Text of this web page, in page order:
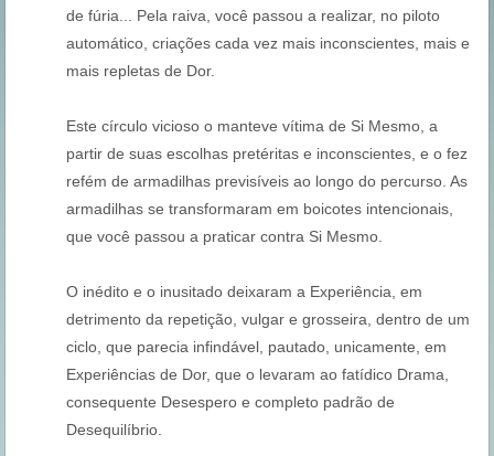
de fúria... Pela raiva, você passou a realizar, no piloto
automático, criações cada vez mais inconscientes, mais e
mais repletas de Dor.
Este círculo vicioso o manteve vítima de Si Mesmo, a
partir de suas escolhas pretéritas e inconscientes, e o fez
refém de armadilhas previsíveis ao longo do percurso. As
armadilhas se transformaram em boicotes intencionais,
que você passou a praticar contra Si Mesmo.
O inédito e o inusitado deixaram a Experiência, em
detrimento da repetição, vulgar e grosseira, dentro de um
ciclo, que parecia infindável, pautado, unicamente, em
Experiências de Dor, que o levaram ao fatídico Drama,
consequente Desespero e completo padrão de
Desequilíbrio.